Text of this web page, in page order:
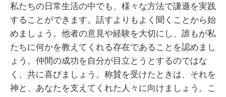
私たちの日常生活の中でも、様々な方法で謙遜を実践
することができます。話すよりもよく聞くことから始
めましょう。他者の意見や経験を大切にし、誰もが私
たちに何かを教えてくれる存在であることを認めまし
ょう。仲間の成功を自分が目立とうとするのではな
く、共に喜びましょう。称賛を受けたときは、それを
神と、あなたを支えてくれた人々に向けましょう。こ